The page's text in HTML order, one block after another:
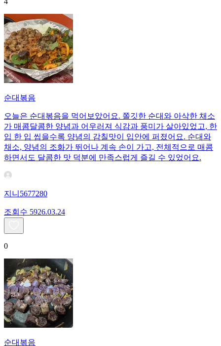
순대볶음
오늘은 순대볶음을 먹어보았어요. 쫄깃한 순대와 아삭한 채소
가 매콤달콤한 양념과 어우러져 식감과 풍미가 살아있었고, 한
입 한 입 씹을수록 양념의 감칠맛이 입안에 퍼졌어요. 순대와
채소, 양념의 조화가 뛰어나 계속 손이 가고, 전체적으로 매콤
하면서도 달콤한 맛 덕분에 만족스럽게 즐길 수 있었어요.
지니5677280
조회수 5926.03.24
0
순대볶음